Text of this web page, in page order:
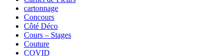
cartonnage
Concours
Côté Déco
Cours – Stages
Couture
COVID